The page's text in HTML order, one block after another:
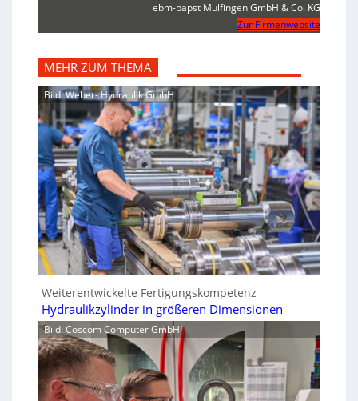
ebm-papst Mulfingen GmbH & Co. KG
Zur Firmenwebsite
MEHR ZUM THEMA
Bild: Weber- Hydraulik GmbH
Weiterentwickelte Fertigungskompetenz
Hydraulikzylinder in größeren Dimensionen
Bild: Coscom Computer GmbH